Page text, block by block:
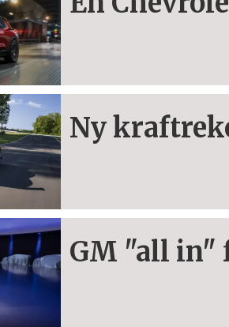
Ny
GM "all in"